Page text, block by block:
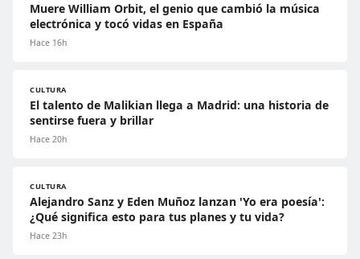
Muere William Orbit, el genio que cambió la música
electrónica y tocó vidas en España
Hace 16h
CULTURA
El talento de Malikian llega a Madrid: una historia de
sentirse fuera y brillar
Hace 20h
CULTURA
Alejandro Sanz y Eden Muñoz lanzan 'Yo era poesía':
¿Qué significa esto para tus planes y tu vida?
Hace 23h